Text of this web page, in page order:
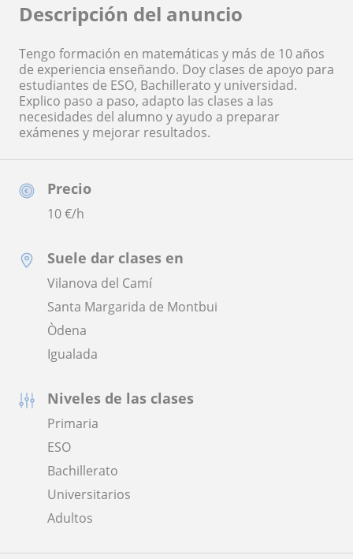
Precio
10€/h
Suele dar clases en
Vilanova del Camí
Santa Margarida de Montbui
Òdena
Igualada
Niveles de las clases
Primaria
ESO
Bachillerato
Universitarios
Adultos
Descripción del anuncio
Tengo formación en matemáticas y más de 10 años
de experiencia enseñando. Doy clases de apoyo para
estudiantes de ESO, Bachillerato y universidad.
Explico paso a paso, adapto las clases a las
necesidades del alumno y ayudo a preparar
exámenes y mejorar resultados.